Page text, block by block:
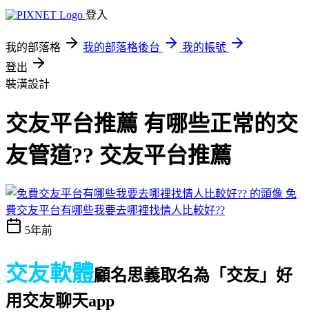
登入
我的部落格 我的部落格後台
我的帳號
登出
裝潢設計
交友平台推薦 有哪些正常的交
友管道?? 交友平台推薦
免
費交友平台有哪些我要去哪裡找情人比較好??
5年前
交友軟體顧名思義取名為「交友」 好
用交友聊天app